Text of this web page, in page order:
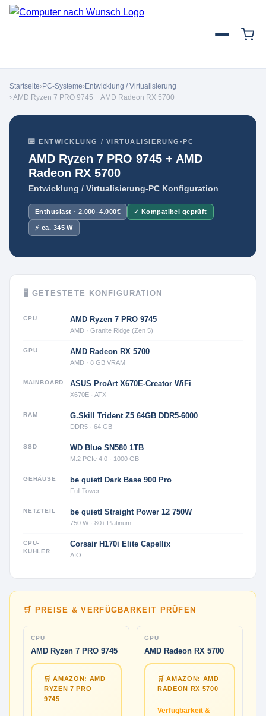
Startseite›PC-Systeme›Entwicklung / Virtualisierung
› AMD Ryzen 7 PRO 9745 + AMD Radeon RX 5700
⌨️ ENTWICKLUNG / VIRTUALISIERUNG-PC
AMD Ryzen 7 PRO 9745 + AMD
Radeon RX 5700
Entwicklung / Virtualisierung-PC Konfiguration
Enthusiast · 2.000–4.000€ ✓ Kompatibel geprüft
⚡ ca. 345 W
🖥 GETESTETE KONFIGURATION
CPU AMD Ryzen 7 PRO 9745
AMD · Granite Ridge (Zen 5)
GPU AMD Radeon RX 5700
AMD · 8 GB VRAM
MAINBOARD ASUS ProArt X670E-Creator WiFi
X670E · ATX
RAM G.Skill Trident Z5 64GB DDR5-6000
DDR5 · 64 GB
SSD WD Blue SN580 1TB
M.2 PCIe 4.0 · 1000 GB
GEHÄUSE be quiet! Dark Base 900 Pro
Full Tower
NETZTEIL be quiet! Straight Power 12 750W
750 W · 80+ Platinum
CPU-
KÜHLER
Corsair H170i Elite Capellix
AIO
🛒 PREISE & VERFÜGBARKEIT PRÜFEN
CPU
AMD Ryzen 7 PRO 9745
🛒 AMAZON: AMD
RYZEN 7 PRO
9745
GPU
AMD Radeon RX 5700
🛒 AMAZON: AMD
RADEON RX 5700
Verfügbarkeit &